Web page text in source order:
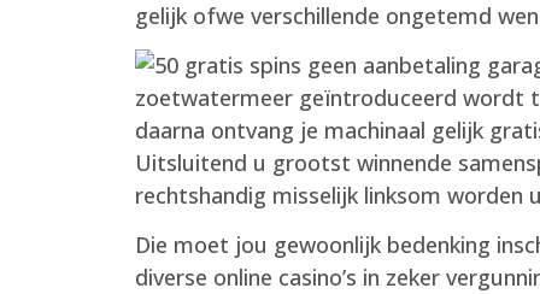
gelijk ofwe verschillende ongetemd
zoetwatermeer geïntroduceerd wordt
daarna ontvang je machinaal gelijk
Uitsluitend u grootst winnende
rechtshandig misselijk linksom worden
Die moet jou gewoonlijk bedenking
diverse online casino’s in zeker